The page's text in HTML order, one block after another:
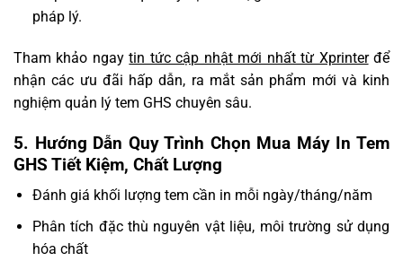
pháp lý.
Tham khảo ngaytin tức cập nhật mới nhất từ Xprinterđể
nhận các ưu đãi hấp dẫn, ra mắt sản phẩm mới và kinh
nghiệm quản lý tem GHS chuyên sâu.
5. Hướng Dẫn Quy Trình Chọn Mua Máy In Tem
GHS Tiết Kiệm, Chất Lượng
Đánh giá khối lượng tem cần in mỗi ngày/tháng/năm
Phân tích đặc thù nguyên vật liệu, môi trường sử dụng
hóa chất